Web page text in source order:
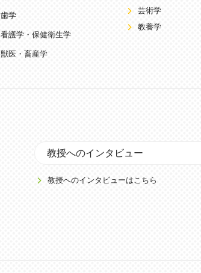
歯学
看護学・保健衛生学
獣医・畜産学
芸術学
教養学
教授へのインタビュー
教授へのインタビューはこちら